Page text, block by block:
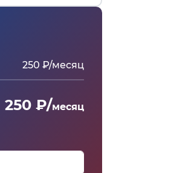
250 ₽/месяц
250 ₽/месяц